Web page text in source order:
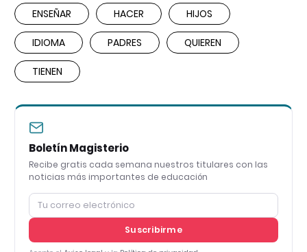
ENSEÑAR HACER HIJOS
IDIOMA PADRES QUIEREN
TIENEN
Boletín Magisterio
Recibe gratis cada semana nuestros titulares con las
noticias más importantes de educación
Suscribirme